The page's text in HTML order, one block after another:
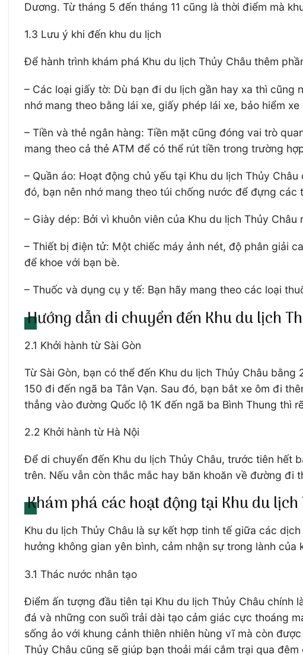
Dương. Từ tháng 5 đến tháng 11 cũng là thời điểm mà
1.3 Lưu ý khi đến khu du lịch
Để hành trình khám phá Khu du lịch Thủy Châu thêm
– Các loại giấy tờ: Dù bạn đi du lịch gần hay xa thì
nhớ mang theo bằng lái xe, giấy phép lái xe, bảo hiểm
– Tiền và thẻ ngân hàng: Tiền mặt cũng đóng vai trò
mang theo cả thẻ ATM để có thể rút tiền trong trường
– Quần áo: Hoạt động chủ yếu tại Khu du lịch Thủy
đó, bạn nên nhớ mang theo túi chống nước để đựng
– Giày dép: Bởi vì khuôn viên của Khu du lịch Thủy
– Thiết bị điện tử: Một chiếc máy ảnh nét, độ phân giải
để khoe với bạn bè.
– Thuốc và dụng cụ y tế: Bạn hãy mang theo các loại
Hướng dẫn di chuyển đến Khu du lịch
2.1 Khởi hành từ Sài Gòn
Từ Sài Gòn, bạn có thể đến Khu du lịch Thủy Châu
150 đi đến ngã ba Tân Vạn. Sau đó, bạn bắt xe ôm đi
thẳng vào đường Quốc lộ 1K đến ngã ba Bình Thung thì
2.2 Khởi hành từ Hà Nội
Để di chuyển đến Khu du lịch Thủy Châu, trước tiên hết
trên. Nếu vẫn còn thắc mắc hay băn khoăn về đường đi
Khám phá các hoạt động tại Khu du
Khu du lịch Thủy Châu là sự kết hợp tinh tế giữa các
hưởng không gian yên bình, cảm nhận sự trong lành
3.1 Thác nước nhân tạo
Điểm ấn tượng đầu tiên tại Khu du lịch Thủy Châu chính
đá và những con suối trải dài tạo cảm giác cực thoáng
sống ảo với khung cảnh thiên nhiên hùng vĩ mà còn
Thủy Châu cũng sẽ giúp bạn thoải mái cắm trại qua đêm